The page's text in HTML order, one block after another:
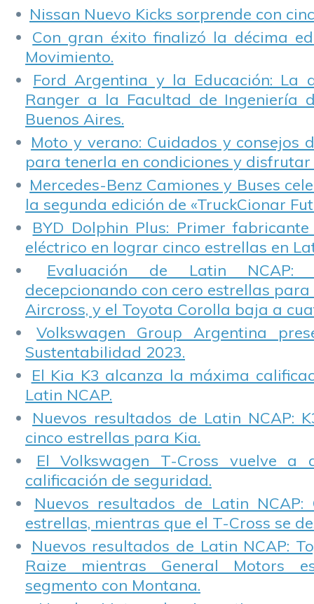
Nissan Nuevo Kicks sorprende con
Con gran éxito finalizó la décima
Movimiento.
Ford Argentina y la Educación: La
Ranger a la Facultad de Ingeniería
Buenos Aires.
Moto y verano: Cuidados y consejos
para tenerla en condiciones y disfrutar
Mercedes-Benz Camiones y Buses
la segunda edición de «TruckCionar
BYD Dolphin Plus: Primer
eléctrico en lograr cinco estrellas en
Evaluación de Latin NCAP:
decepcionando con cero estrellas para
Aircross, y el Toyota Corolla baja a
Volkswagen Group Argentina
Sustentabilidad 2023.
El Kia K3 alcanza la máxima
Latin NCAP.
Nuevos resultados de Latin NCAP:
cinco estrellas para Kia.
El Volkswagen T-Cross vuelve a
calificación de seguridad.
Nuevos resultados de Latin NCAP:
estrellas, mientras que el T-Cross se
Nuevos resultados de Latin NCAP:
Raize mientras General Motors
segmento con Montana.